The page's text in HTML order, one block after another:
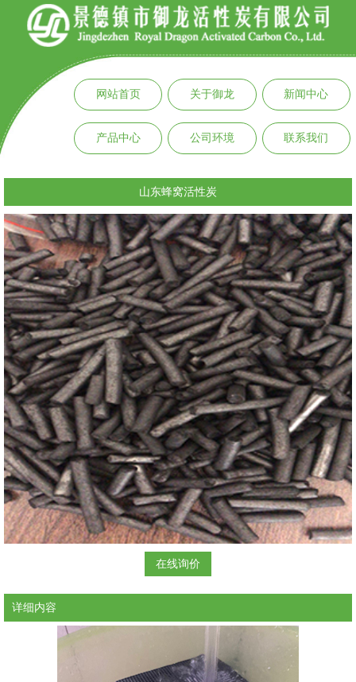
网站首页 关于御龙 新闻中心
产品中心 公司环境 联系我们
山东蜂窝活性炭
在线询价
详细内容